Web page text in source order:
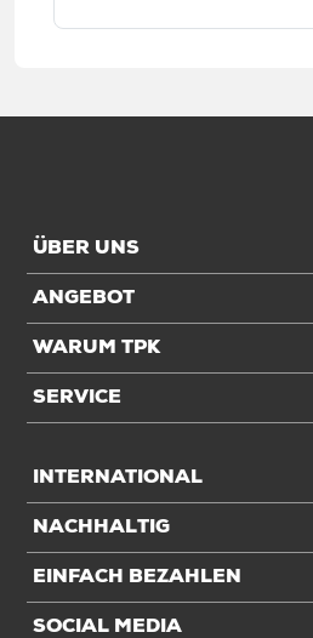
ÜBER UNS
ANGEBOT
WARUM TPK
SERVICE
INTERNATIONAL
NACHHALTIG
EINFACH BEZAHLEN
SOCIAL MEDIA